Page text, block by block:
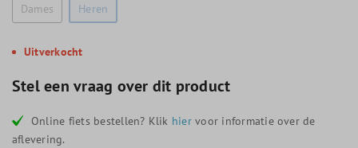
Dames
Heren
Uitverkocht
Stel een vraag over dit product
Online fiets bestellen? Klik hiervoor informatie over de
aflevering.